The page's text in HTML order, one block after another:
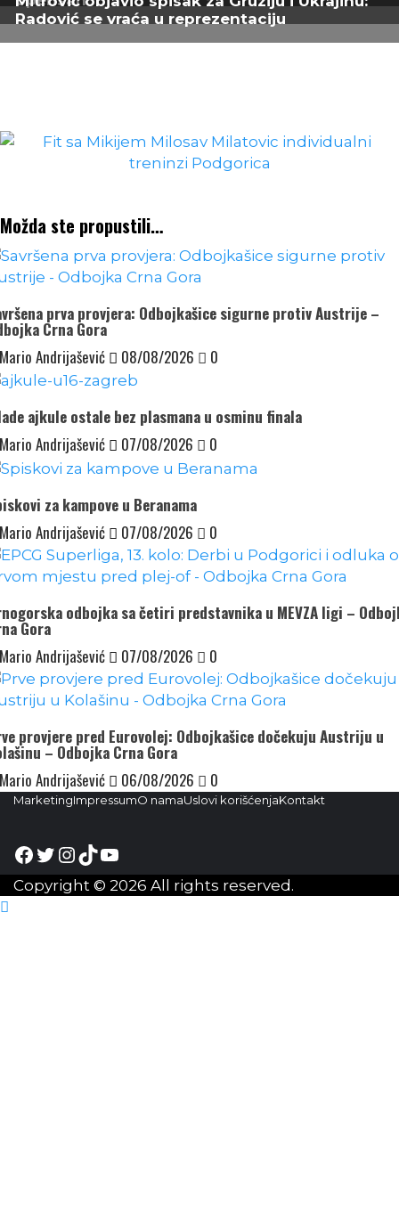
Možda ste propustili…
prva provjera: Odbojkašice sigurne protiv Austrije –
Crna Gora
Mario Andrijašević
08/08/2026 0
ajkule ostale bez plasmana u osminu finala
Mario Andrijašević
07/08/2026 0
za kampove u Beranama
Mario Andrijašević
07/08/2026 0
odbojka sa četiri predstavnika u MEVZA ligi –
Gora
Mario Andrijašević
07/08/2026 0
provjere pred Eurovolej: Odbojkašice dočekuju Austriju u
– Odbojka Crna Gora
Mario Andrijašević
06/08/2026 0
MarketingImpressumO namaUslovi korišćenjaKontakt
Facebook
Twitter
Instagram
TikTok
YouTube
Copyright © 2026 All rights reserved.